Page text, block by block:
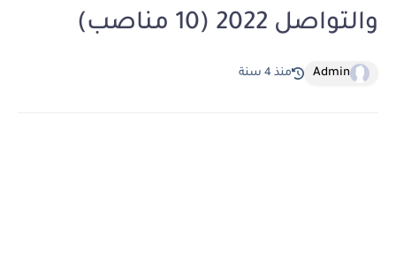
والتواصل 2022 (10 مناصب)
Admin منذ 4 سنة